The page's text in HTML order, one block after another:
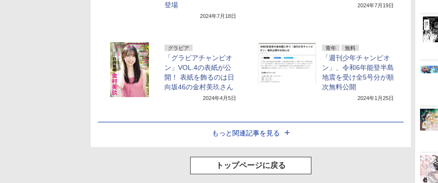
登場
2024年7月18日
2024年7月19日
グラビア
「グラビアチャンピオ
ン」VOL.4の表紙が公
開！ 表紙を飾るのは日
向坂46の金村美玖さん
2024年4月5日
青年 無料
「週刊少年チャンピオ
ン」、令和6年能登半島
地震を受け全5号分が順
次無料公開
2024年1月25日
もっと関連記事を見る
トップページに戻る